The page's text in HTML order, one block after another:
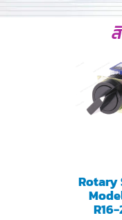
Rotary
R16-